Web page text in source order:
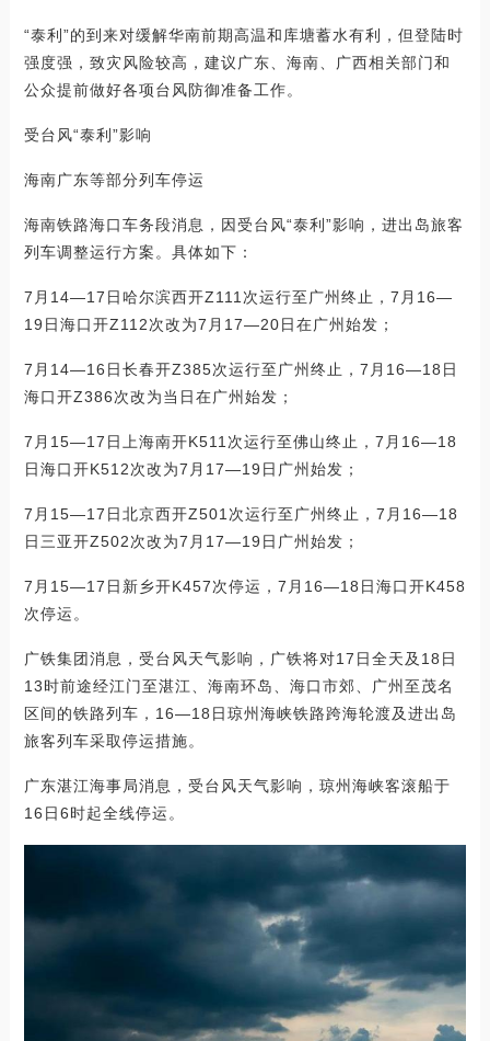
“泰利”的到来对缓解华南前期高温和库塘蓄水有利，但登陆时
强度强，致灾风险较高，建议广东、海南、广西相关部门和
公众提前做好各项台风防御准备工作。
受台风“泰利”影响
海南广东等部分列车停运
海南铁路海口车务段消息，因受台风“泰利”影响，进出岛旅客
列车调整运行方案。具体如下：
7月14—17日哈尔滨西开Z111次运行至广州终止，7月16—
19日海口开Z112次改为7月17—20日在广州始发；
7月14—16日长春开Z385次运行至广州终止，7月16—18日
海口开Z386次改为当日在广州始发；
7月15—17日上海南开K511次运行至佛山终止，7月16—18
日海口开K512次改为7月17—19日广州始发；
7月15—17日北京西开Z501次运行至广州终止，7月16—18
日三亚开Z502次改为7月17—19日广州始发；
7月15—17日新乡开K457次停运，7月16—18日海口开K458
次停运。
广铁集团消息，受台风天气影响，广铁将对17日全天及18日
13时前途经江门至湛江、海南环岛、海口市郊、广州至茂名
区间的铁路列车，16—18日琼州海峡铁路跨海轮渡及进出岛
旅客列车采取停运措施。
广东湛江海事局消息，受台风天气影响，琼州海峡客滚船于
16日6时起全线停运。